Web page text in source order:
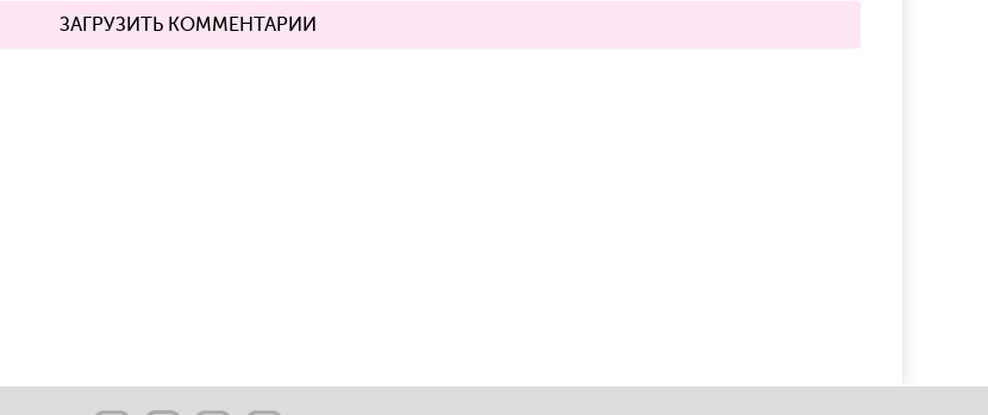
ЗАГРУЗИТЬ КОММЕНТАРИИ